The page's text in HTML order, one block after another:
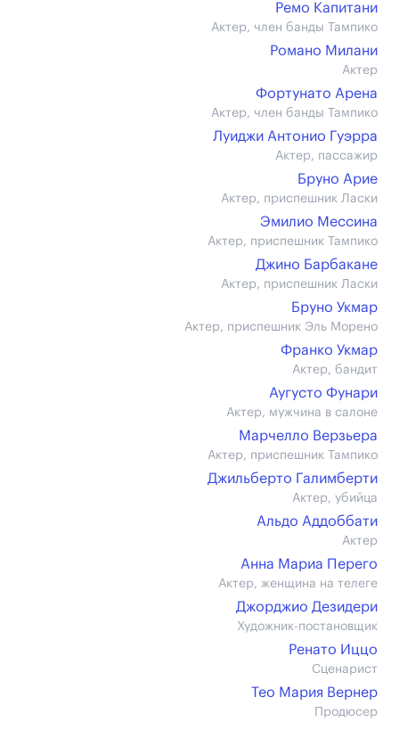
Ремо Капитани
Актер, член банды Тампико
Романо Милани
Актер
Фортунато Арена
Актер, член банды Тампико
Луиджи Антонио Гуэрра
Актер, пассажир
Бруно Арие
Актер, приспешник Ласки
Эмилио Мессина
Актер, приспешник Тампико
Джино Барбакане
Актер, приспешник Ласки
Бруно Укмар
Актер, приспешник Эль Морено
Франко Укмар
Актер, бандит
Аугусто Фунари
Актер, мужчина в салоне
Марчелло Верзьера
Актер, приспешник Тампико
Джильберто Галимберти
Актер, убийца
Альдо Аддоббати
Актер
Анна Мариа Перего
Актер, женщина на телеге
Джорджио Дезидери
Художник-постановщик
Ренато Иццо
Сценарист
Тео Мария Вернер
Продюсер